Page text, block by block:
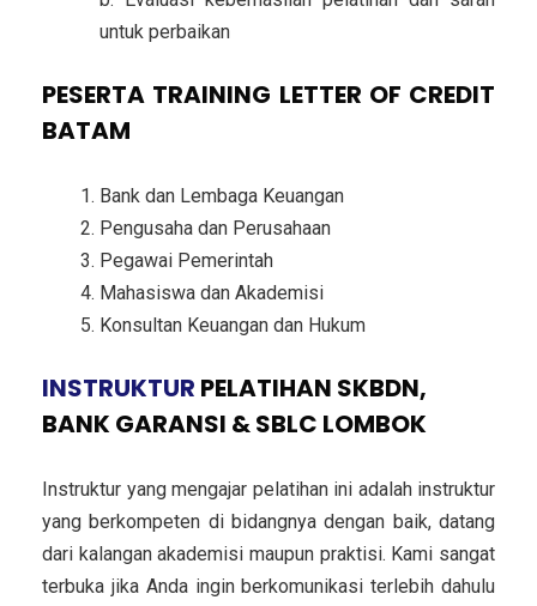
untuk perbaikan
PESERTA TRAINING LETTER OF CREDIT
BATAM
Bank dan Lembaga Keuangan
Pengusaha dan Perusahaan
Pegawai Pemerintah
Mahasiswa dan Akademisi
Konsultan Keuangan dan Hukum
INSTRUKTUR PELATIHAN SKBDN,
BANK GARANSI & SBLC LOMBOK
Instruktur yang mengajar pelatihan ini adalah instruktur
yang berkompeten di bidangnya dengan baik, datang
dari kalangan akademisi maupun praktisi. Kami sangat
terbuka jika Anda ingin berkomunikasi terlebih dahulu